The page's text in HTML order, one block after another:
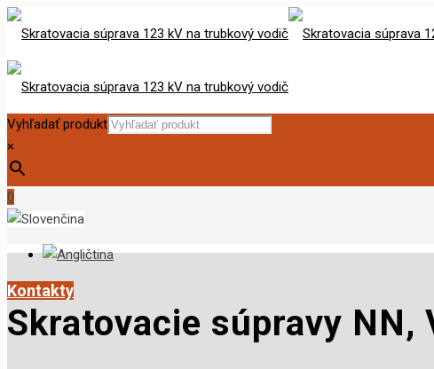
Vyhľadať produkt
×
0
Kontakty
Skratovacie súpravy NN,